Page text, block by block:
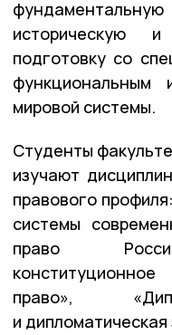
историческую и
подготовку со
функциональным
мировой системы.
Студенты
изучают
правового
системы
право
право»,
и